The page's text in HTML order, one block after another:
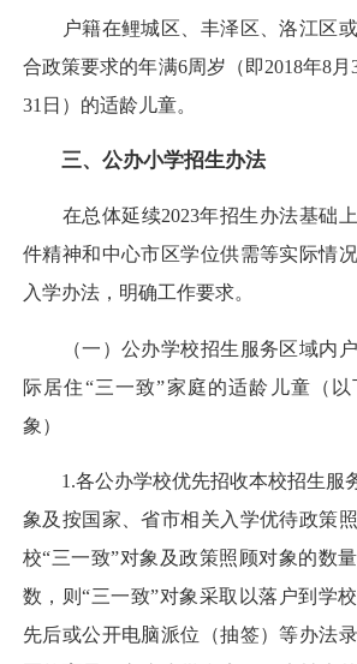
户籍在鲤城区、丰泽区、洛江区或
合政策要求的年满6周岁（即2018年8月
31日）的适龄儿童。
三、公办小学招生办法
在总体延续2023年招生办法基础上
件精神和中心市区学位供需等实际情
入学办法，明确工作要求。
（一）公办学校招生服务区域内户
际居住“三一致”家庭的适龄儿童（
象）
1.各公办学校优先招收本校招生服
象及按国家、省市相关入学优待政策
校“三一致”对象及政策照顾对象的数
数，则“三一致”对象采取以落户到学
先后或公开电脑派位（抽签）等办法